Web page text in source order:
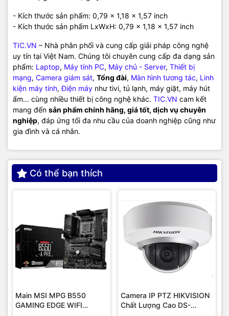
- Kích thước sản phẩm: ‎0,79 x 1,18 x 1,57 inch
- Kích thước sản phẩm LxWxH: ‎0,79 x 1,18 x 1,57 inch
TIC.VN – Nhà phân phối và cung cấp giải pháp công nghệ
uy tín tại Việt Nam. Chúng tôi chuyên cung cấp đa dạng sản
phẩm: Laptop, Máy tính PC, Máy chủ - Server, Thiết bị
mạng, Camera giám sát, Tổng đài, Màn hình tương tác, Linh
kiện máy tính,Điện máy như tivi, tủ lạnh, máy giặt, máy hút
ẩm... cùng nhiều thiết bị công nghệ khác. TIC.VN cam kết
mang đến sản phẩm chính hãng, giá tốt, dịch vụ chuyên
nghiệp, đáp ứng tối đa nhu cầu của doanh nghiệp cũng như
gia đình và cá nhân.
Có thể bạn thích
Main MSI MPG B550
GAMING EDGE WIFI
Camera IP PTZ HIKVISION
Chất Lượng Cao DS-